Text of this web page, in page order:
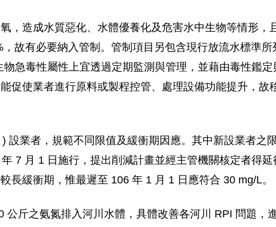
，造成水質惡化、水體優養化及危害水中生物等情形，
故有必要納入管制。管制項目另包含現行放流水標準
急毒性屬性上宜透過定期監測與管理，並藉由毒性鑑
促使業者進行原料或製程控管、處理設備功能提升，故
設業者，規範不同限值及緩衝期因應。其中新設業者之
7 月 1 日施行，提出削減計畫並經主管機關核定者得
長緩衝期，惟最遲至 106 年 1 月 1 日應符合 30 mg/L。
斤之氨氮排入河川水體，具體改善各河川 RPI 問題，